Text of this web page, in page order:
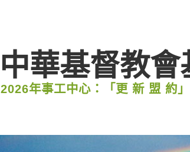
中華基督教會
2026年事工中心：「更 新 盟 約」